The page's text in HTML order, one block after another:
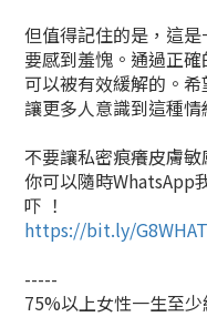
但值得記住的是，這
要感到羞愧。通過正
可以被有效緩解的。
讓更多人意識到這種
不要讓私密痕癢皮膚
你可以隨時WhatsApp
吓 ！
https://bit.ly/
-----
75%以上女性一生至